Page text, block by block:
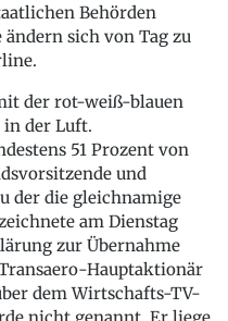
Behörden
sich von Tag zu
der rot-weiß-blauen
in der Luft.
51 Prozent von
und
der die gleichnamige
am Dienstag
zur Übernahme
Hauptaktionär
dem Wirtschafts-TV-